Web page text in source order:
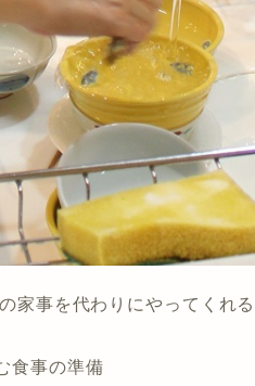
家事を代わりにやってくれ
食事の準備